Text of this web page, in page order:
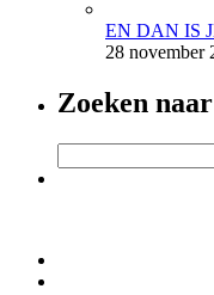
EN DAN IS
28 november
Zoeken
naar: